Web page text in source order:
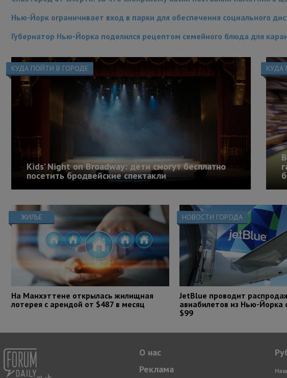
Нью-Йорк ограничивает вход в парки для обеспечения социального
Губернатор Нью-Йорка поделился рецептом семейного блюда для
КУДА ПОЙТИ В ГОРОДЕ
Kids’ Night on Broadway: дети смогут бесплатно
посетить бродвейские спектакли
КУДА
ЖИЛЬЕ
На Манхэттене открылась жилищная
лотерея с арендой от $487 в месяц
НОВОСТИ ГОРОДА
JetBlue проводит
авиабилетов из Нью-Йорка
$99
О нас
Реклама